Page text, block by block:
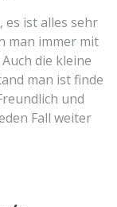
es ist alles sehr
man immer mit
die kleine
man ist finde
und
Fall weiter